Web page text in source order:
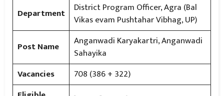
Department
District Program Officer, Agra (Bal
Vikas evam Pushtahar Vibhag, UP)
Post Name
Anganwadi Karyakartri, Anganwadi
Sahayika
Vacancies
708 (386 + 322)